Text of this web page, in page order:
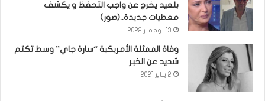
بلعيد يخرج عن واجب التحفظ و يكشف
معطيات جديدة..(صور)
13 نوفمبر 2022
وفاة الممثلة الأمريكية “سارة جاي” وسط تكتم
شديد عن الخبر
2 يناير 2021